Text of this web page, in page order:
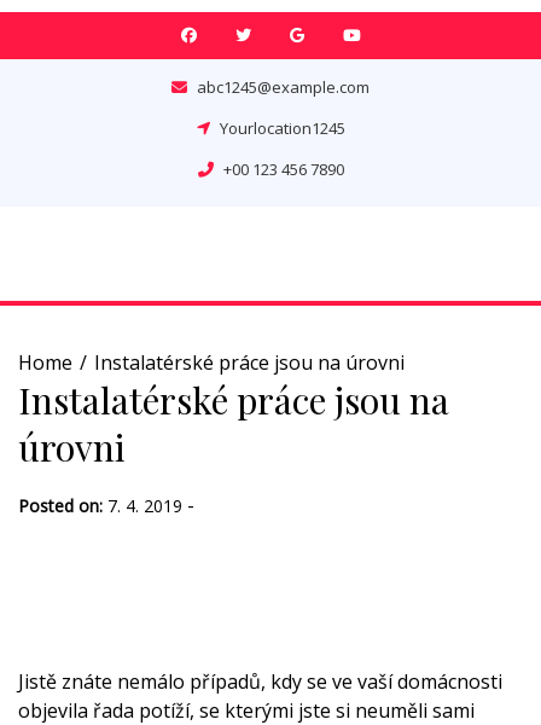
Skip
abc1245@example.com
Yourlocation1245
+00 123 456 7890
Home Instalatérské práce jsou na úrovni
Instalatérské práce jsou na
úrovni
Posted on: 7. 4. 2019 -
Jistě znáte nemálo případů, kdy se ve vaší domácnosti
objevila řada potíží, se kterými jste si neuměli sami